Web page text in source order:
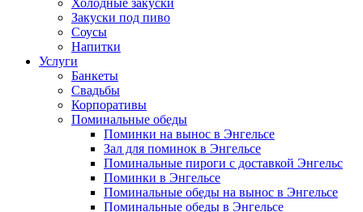
Закуски под пиво
Соусы
Напитки
Услуги
Банкеты
Свадьбы
Корпоративы
Поминальные обеды
Поминки на вынос в Энгельсе
Зал для поминок в Энгельсе
Поминальные пироги с доставкой Энгельс
Поминки в Энгельсе
Поминальные обеды на вынос в Энгельсе
Поминальные обеды в Энгельсе